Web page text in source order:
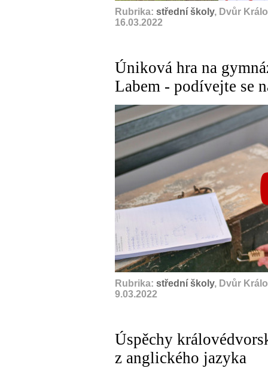
Rubrika: střední školy, Dvůr
16.03.2022
Úniková hra na
Labem - podívejte se
Rubrika: střední školy, Dvůr
9.03.2022
Úspěchy
z anglického jazyka